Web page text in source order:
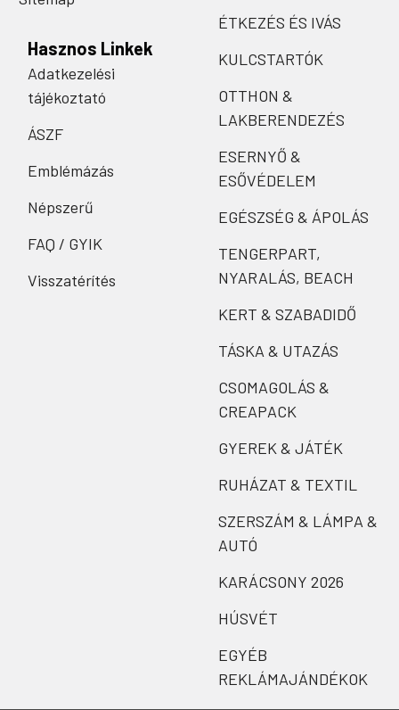
Hasznos Linkek
Adatkezelési
tájékoztató
ÁSZF
Emblémázás
Népszerű
FAQ / GYIK
Visszatérítés
ÉTKEZÉS ÉS IVÁS
KULCSTARTÓK
OTTHON &
LAKBERENDEZÉS
ESERNYŐ &
ESŐVÉDELEM
EGÉSZSÉG & ÁPOLÁS
TENGERPART,
NYARALÁS, BEACH
KERT & SZABADIDŐ
TÁSKA & UTAZÁS
CSOMAGOLÁS &
CREAPACK
GYEREK & JÁTÉK
RUHÁZAT & TEXTIL
SZERSZÁM & LÁMPA &
AUTÓ
KARÁCSONY 2026
HÚSVÉT
EGYÉB
REKLÁMAJÁNDÉKOK